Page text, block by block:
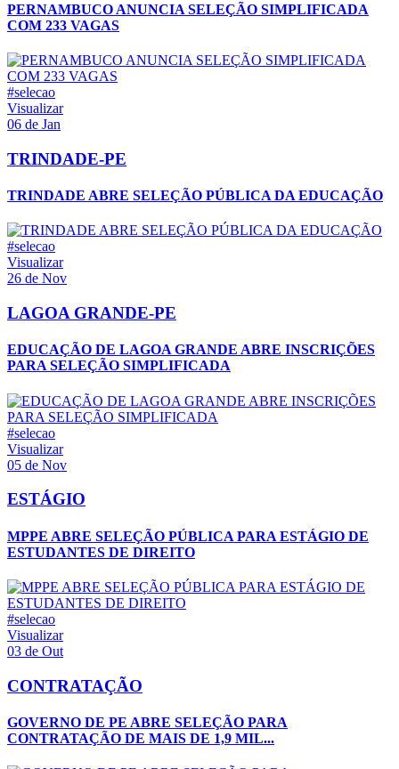
PERNAMBUCO ANUNCIA SELEÇÃO SIMPLIFICADA
COM 233 VAGAS
#selecao
Visualizar
06 de Jan
TRINDADE-PE
TRINDADE ABRE SELEÇÃO PÚBLICA DA EDUCAÇÃO
#selecao
Visualizar
26 de Nov
LAGOA GRANDE-PE
EDUCAÇÃO DE LAGOA GRANDE ABRE INSCRIÇÕES
PARA SELEÇÃO SIMPLIFICADA
#selecao
Visualizar
05 de Nov
ESTÁGIO
MPPE ABRE SELEÇÃO PÚBLICA PARA ESTÁGIO DE
ESTUDANTES DE DIREITO
#selecao
Visualizar
03 de Out
CONTRATAÇÃO
GOVERNO DE PE ABRE SELEÇÃO PARA
CONTRATAÇÃO DE MAIS DE 1,9 MIL...